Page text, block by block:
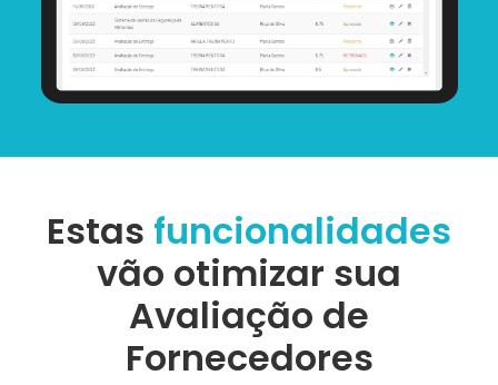
Estas funcionalidades
vão otimizar sua
Avaliação de
Fornecedores